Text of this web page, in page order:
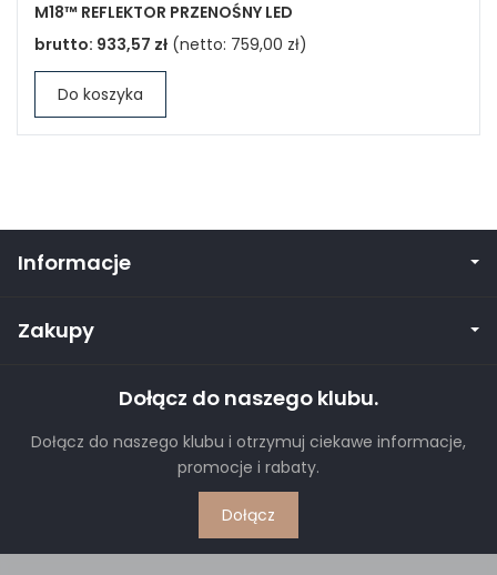
M18™ REFLEKTOR PRZENOŚNY LED
brutto: 933,57 zł (netto: 759,00 zł)
Do koszyka
Informacje
Zakupy
Dołącz do naszego klubu.
Dołącz do naszego klubu i otrzymuj ciekawe informacje,
promocje i rabaty.
Dołącz